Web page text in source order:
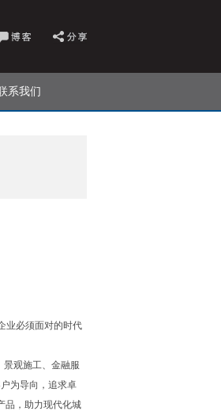
系我们
业必须面对的时代
观施工、金融服
为导向，追求卓
品，助力现代化城